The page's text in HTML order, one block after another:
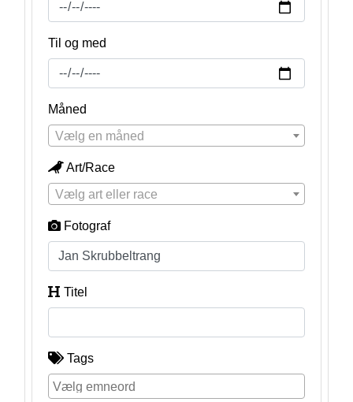
Til og med
Måned
Vælg en måned
Art/Race
Vælg art eller race
Fotograf
Titel
Tags